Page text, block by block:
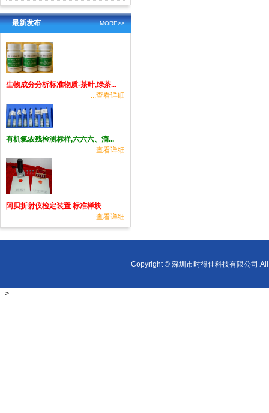
MORE>>
最新发布
生物成分分析标准物质-茶叶,绿茶...
...查看详细
有机氯农残检测标样,六六六、滴...
...查看详细
阿贝折射仪检定装置 标准样块
...查看详细
Copyright © 深圳市时得佳科技有限公司
-->